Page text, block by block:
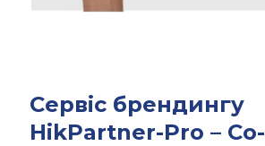
Сервіс брендингу
HikPartner-Pro – Co-